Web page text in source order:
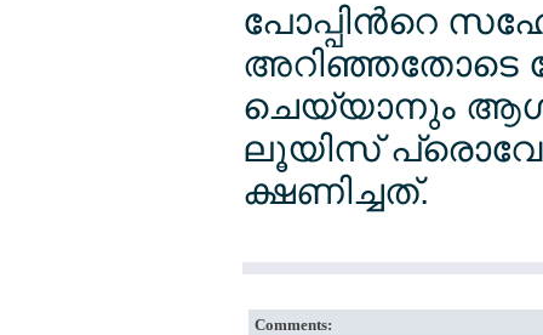
പോപ്പിന്‍റെ
അറിഞ്ഞതോടെ
ചെയ്യാനും
ലൂയിസ്
ക്ഷണിച്ചത്.
Comments: